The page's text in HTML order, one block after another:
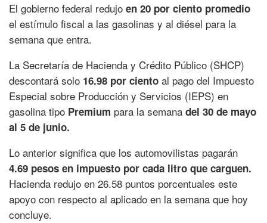
El gobierno federal redujo en 20 por ciento promedio
el estímulo fiscal a las gasolinas y al diésel para la
semana que entra.
La Secretaría de Hacienda y Crédito Público (SHCP)
descontará solo 16.98 por ciento al pago del Impuesto
Especial sobre Producción y Servicios (IEPS) en
gasolina tipo Premium para la semana del 30 de mayo
al 5 de junio.
Lo anterior significa que los automovilistas pagarán
4.69 pesos en impuesto por cada litro que carguen.
Hacienda redujo en 26.58 puntos porcentuales este
apoyo con respecto al aplicado en la semana que hoy
concluye.